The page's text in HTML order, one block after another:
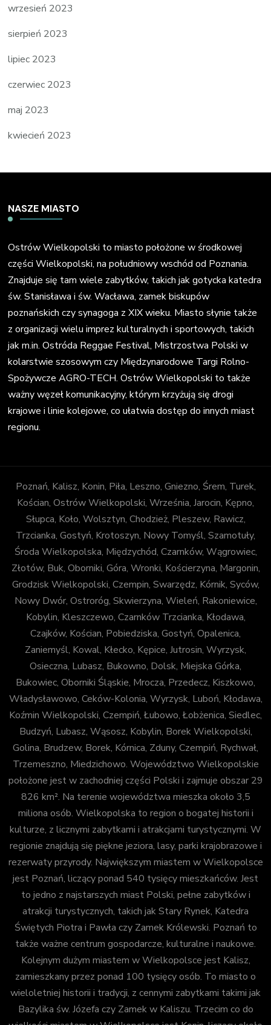
wrzesień 2023
sierpień 2023
lipiec 2023
czerwiec 2023
maj 2023
kwiecień 2023
NASZE MIASTO
Ostrów Wielkopolski to miasto położone w środkowej
części Wielkopolski, na południowy wschód od Poznania.
Znajduje się tam wiele zabytków, takich jak gotycka katedra
św. Stanisława i św. Wacława, zamek biskupów
poznańskich czy synagoga z XIX wieku. Miasto słynie także
z organizacji wielu imprez kulturalnych i sportowych, takich
jak m.in. Ostróda Reggae Festival, Mistrzostwa Polski w
kolarstwie szosowym czy Międzynarodowe Targi Rolno-
Spożywcze AGRO-TECH. Ostrów Wielkopolski to także
ważny węzeł komunikacyjny, którym krzyżują się drogi
krajowe i linie kolejowe, co ułatwia dostęp do innych miast
regionu.
Poznań, Kalisz, Konin, Piła, Leszno, Gniezno, Śrem, Turek,
Kościan, Ostrów Wielkopolski, Września, Jarocin, Kępno,
Słupca, Koło, Wolsztyn, Chodzież, Pleszew, Rawicz,
Trzcianka, Gostyń, Krotoszyn, Nowy Tomyśl, Szamotuły,
Środa Wielkopolska, Międzychód, Czarnków, Wągrowiec,
Złotów, Buk, Oborniki, Góra, Wronki, Kościerzyna, Margonin,
Grodzisk Wielkopolski, Czempin, Swarzędz, Kórnik, Syców,
Nowy Dwór, Ostroróg, Skwierzyna, Wieleń, Rakoniewice,
Kobylin, Kleszczewo, Czarnków Trzcianka, Kłodawa,
Czajków, Kościan, Pobiedziska, Gostyń, Opalenica,
Zaniemyśl, Kowal, Kłecko, Kępice, Jutrosin, Wyrzysk,
Osieczna, Lubasz, Bukowno, Dolsk, Miejska Górka,
Bukowiec, Oborniki Śląskie, Mrocza, Przedecz, Kiszkowo,
Władysławowo, Ceków-Kolonia, Wyrzysk, Luboń, Kłodawa,
Koźmin Wielkopolski, Czempiń, Łubowo, Łobżenica, Siedlec,
Budzyń, Lubasz, Wąsosz, Kobylin, Borek Wielkopolski,
Golina, Brudzew, Borek, Kórnica, Zduny, Czempiń, Rychwał,
Trzemeszno, Miedzichowo. Województwo Wielkopolskie
położone jest w zachodniej części Polski i zajmuje obszar 29
826 km². Na terenie województwa mieszka około 3,5
miliona osób. Wielkopolska to region o bogatej historii i
kulturze, z licznymi zabytkami i atrakcjami turystycznymi. W
regionie znajdują się piękne jeziora, lasy, parki krajobrazowe i
rezerwaty przyrody. Największym miastem w Wielkopolsce
jest Poznań, liczący ponad 540 tysięcy mieszkańców. Jest
to jedno z najstarszych miast Polski, pełne zabytków i
atrakcji turystycznych, takich jak Stary Rynek, Katedra
Świętych Piotra i Pawła czy Zamek Królewski. Poznań to
także ważne centrum gospodarcze, kulturalne i naukowe.
Kolejnym dużym miastem w Wielkopolsce jest Kalisz,
zamieszkany przez ponad 100 tysięcy osób. To miasto o
wieloletniej historii i tradycji, z cennymi zabytkami takimi jak
Bazylika św. Józefa czy Zamek w Kaliszu. Trzecim co do